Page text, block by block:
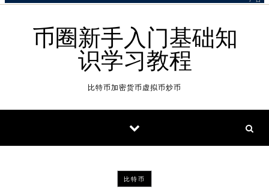
币圈新手入门基础知
识学习教程
比特币加密货币虚拟币炒币
比特币